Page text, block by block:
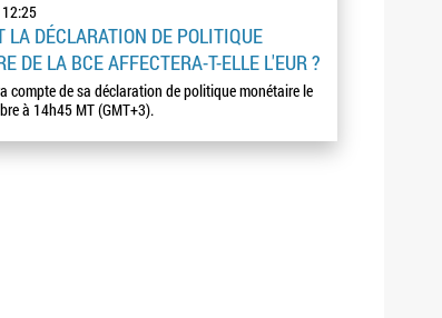
12:25
LA DÉCLARATION DE POLITIQUE
DE LA BCE AFFECTERA-T-ELLE L'EUR ?
compte de sa déclaration de politique monétaire le
à 14h45 MT (GMT+3).